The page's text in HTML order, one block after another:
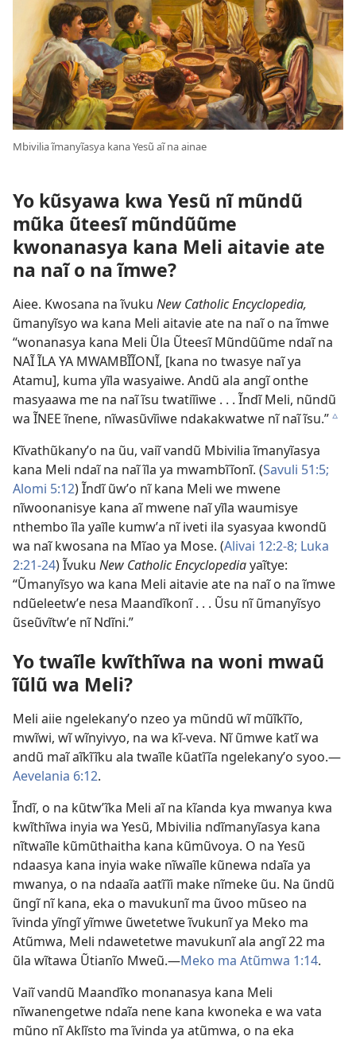
Mbivilia ĩmanyĩasya kana Yesũ aĩ na ainae
Yo kũsyawa kwa Yesũ nĩ mũndũ
mũka ũteesĩ mũndũũme
kwonanasya kana Meli aitavie ate
na naĩ o na ĩmwe?
Aiee. Kwosana na ĩvuku New Catholic Encyclopedia,
ũmanyĩsyo wa kana Meli aitavie ate na naĩ o na ĩmwe
“wonanasya kana Meli Ũla Ũteesĩ Mũndũũme ndaĩ na
NAĨ ĨLA YA MWAMBĨĨONĨ, [kana no twasye naĩ ya
Atamu], kuma yĩla wasyaiwe. Andũ ala angĩ onthe
masyaawa me na naĩ ĩsu twatiĩiwe . . . Ĩndĩ Meli, nũndũ
wa ĨNEE ĩnene, nĩwasũvĩiwe ndakakwatwe nĩ naĩ ĩsu.”c
Kĩvathũkanyʼo na ũu, vaiĩ vandũ Mbivilia ĩmanyĩasya
kana Meli ndaĩ na naĩ ĩla ya mwambĩĩonĩ. (Savuli 51:5;
Alomi 5:12) Ĩndĩ ũwʼo nĩ kana Meli we mwene
nĩwoonanisye kana aĩ mwene naĩ yĩla waumisye
nthembo ĩla yaĩle kumwʼa nĩ iveti ila syasyaa kwondũ
wa naĩ kwosana na Mĩao ya Mose. (Alivai 12:2-8; Luka
2:21-24) Ĩvuku New Catholic Encyclopediayaĩtye:
“Ũmanyĩsyo wa kana Meli aitavie ate na naĩ o na ĩmwe
ndũeleetwʼe nesa Maandĩkonĩ . . . Ũsu nĩ ũmanyĩsyo
ũseũvĩtwʼe nĩ Ndĩni.”
Yo twaĩle kwĩthĩwa na woni mwaũ
ĩũlũ wa Meli?
Meli aiie ngelekanyʼo nzeo ya mũndũ wĩ mũĩkĩĩo,
mwĩwi, wĩ wĩnyivyo, na wa kĩ-veva. Nĩ ũmwe katĩ wa
andũ maĩ aĩkĩĩku ala twaĩle kũatĩĩa ngelekanyʼo syoo.​—
Aevelania 6:12.
Ĩndĩ, o na kũtwʼĩka Meli aĩ na kĩanda kya mwanya kwa
kwĩthĩwa inyia wa Yesũ, Mbivilia ndĩmanyĩasya kana
nĩtwaĩle kũmũthaitha kana kũmũvoya. O na Yesũ
ndaasya kana inyia wake nĩwaĩle kũnewa ndaĩa ya
mwanya, o na ndaaĩa aatĩĩi make nĩmeke ũu. Na ũndũ
ũngĩ nĩ kana, eka o mavukunĩ ma ũvoo mũseo na
ĩvinda yĩngĩ yĩmwe ũwetetwe ĩvukunĩ ya Meko ma
Atũmwa, Meli ndawetetwe mavukunĩ ala angĩ 22 ma
ũla wĩtawa Ũtianĩo Mweũ.​—Meko ma Atũmwa 1:14.
Vaiĩ vandũ Maandĩko monanasya kana Meli
nĩwanengetwe ndaĩa nene kana kwoneka e wa vata
mũno nĩ Aklĩsto ma ĩvinda ya atũmwa, o na eka